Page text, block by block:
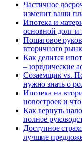
Частичное
изменит ваши
Ипотека и
основной долг и
Пошаговое
вторичного
Как делится
– юридические
Созаемщик vs.
нужно знать о
Ипотека на
новостроек и
Как вернуть
полное
Доступное
лучшие